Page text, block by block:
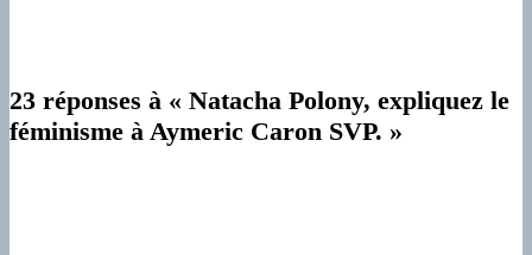
23 réponses à « Natacha Polony, expliquez le
féminisme à Aymeric Caron SVP. »